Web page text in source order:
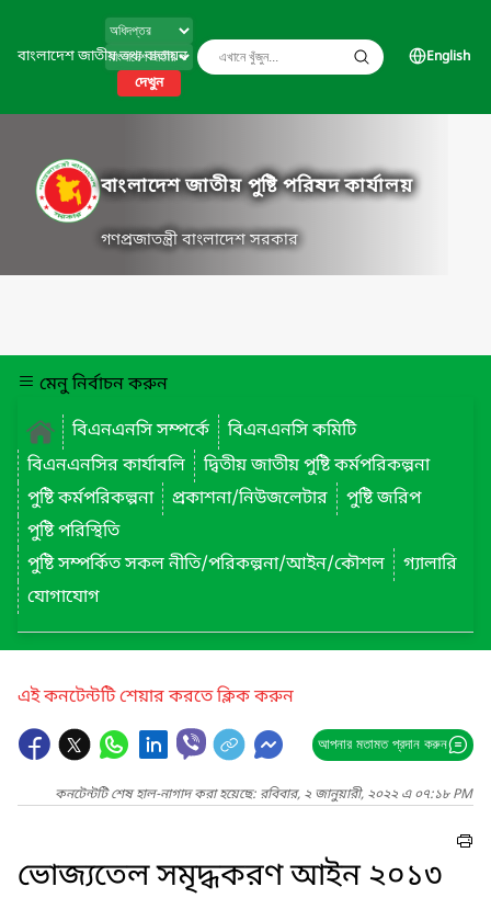
বাংলাদেশ জাতীয় তথ্য বাতায়ন
দেখুন
English
বাংলাদেশ জাতীয় পুষ্টি পরিষদ কার্যালয়
গণপ্রজাতন্ত্রী বাংলাদেশ সরকার
মেনু নির্বাচন করুন
বিএনএনসি সম্পর্কে
বিএনএনসি কমিটি
বিএনএনসির কার্যাবলি
দ্বিতীয় জাতীয় পুষ্টি কর্মপরিকল্পনা
পুষ্টি কর্মপরিকল্পনা
প্রকাশনা/নিউজলেটার
পুষ্টি জরিপ
পুষ্টি পরিস্থিতি
পুষ্টি সম্পর্কিত সকল নীতি/পরিকল্পনা/আইন/কৌশল
গ্যালারি
যোগাযোগ
এই কনটেন্টটি শেয়ার করতে ক্লিক করুন
আপনার মতামত প্রদান করুন
কনটেন্টটি শেষ হাল-নাগাদ করা হয়েছে: রবিবার, ২ জানুয়ারী, ২০২২ এ ০৭:১৮ PM
ভোজ্যতেল সমৃদ্ধকরণ আইন ২০১৩